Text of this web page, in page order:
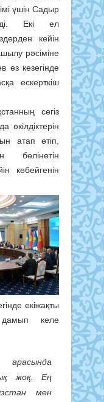
үшін Садыр
Екі ел
кейін
рәсіміне
кезегінде
ескерткіш
сегіз
атап өтіп,
бөлінетін
көбейгенін
екіжақты
дамып келе
жоқ. Ең
мен